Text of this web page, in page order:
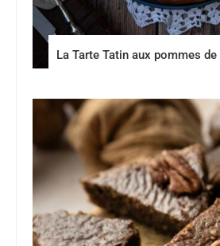
La Tarte Tatin aux pommes